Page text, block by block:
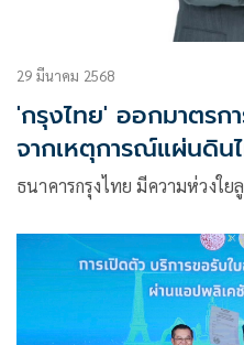
29 มีนาคม 2568
'กรุงไทย' ออกมาตรก
จากเหตุการณ์แผ่นดิน
ธนาคารกรุงไทย มีความห่วงใ